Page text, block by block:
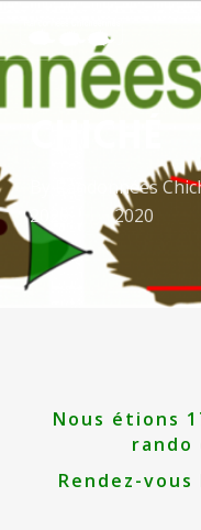
main
Randonnées
2020
2020
Nous étions
rando
Rendez-